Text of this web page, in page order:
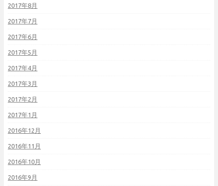
2017年8月
2017年7月
2017年6月
2017年5月
2017年4月
2017年3月
2017年2月
2017年1月
2016年12月
2016年11月
2016年10月
2016年9月